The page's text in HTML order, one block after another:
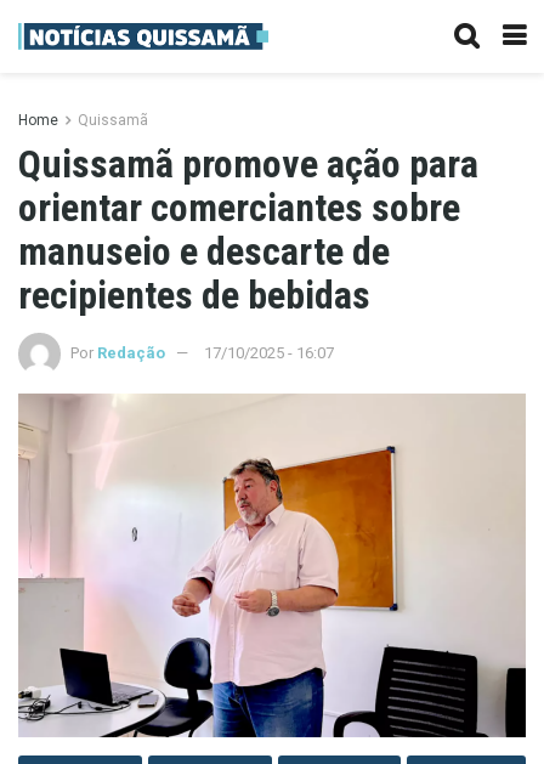
Home Quissamã
Quissamã promove ação para
orientar comerciantes sobre
manuseio e descarte de
recipientes de bebidas
Por Redação 17/10/2025 - 16:07